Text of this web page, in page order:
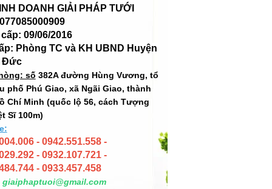
DOANH GIẢI PHÁP TƯỚI
09/06/2016
Phòng TC và KH UBND Huyện
Đức
số 382A đường Hùng Vương, tổ
phố Phú Giao, xã Ngãi Giao, thành
Chí Minh (quốc lộ 56, cách Tượng
Sĩ 100m)
- 0942.551.558 -
- 0932.107.721 -
- 0933.457.458
giaiphaptuoi@gmail.com